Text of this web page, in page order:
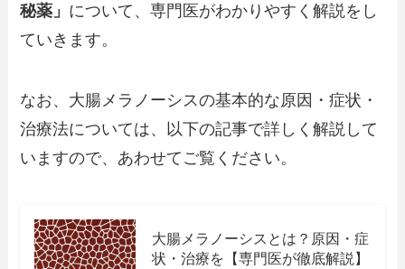
秘薬」 について、専門医がわかりやすく解説をし
ていきます。
なお、大腸メラノーシスの基本的な原因・症状・
治療法については、以下の記事で詳しく解説して
いますので、あわせてご覧ください。
大腸メラノーシスとは？原因・症
状・治療を【専門医が徹底解説】